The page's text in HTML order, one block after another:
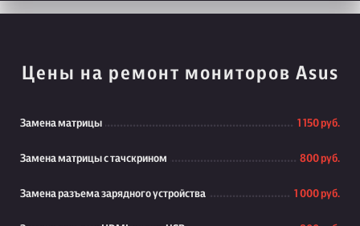
Цены на ремонт мониторов Asus
Замена матрицы 1 150 руб.
Замена матрицы с тачскрином 800 руб.
Замена разъема зарядного устройства 1 000 руб.